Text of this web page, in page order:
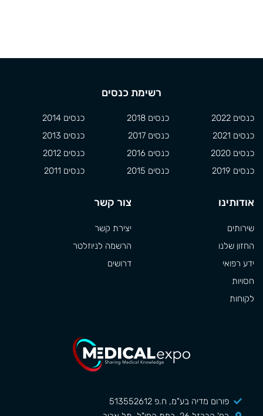
פורום מדיה בע"מ, ח.פ 513552612
רשימת כנסים
כנסים 2022
כנסים 2021
כנסים 2020
כנסים 2019
כנסים 2018
כנסים 2017
כנסים 2016
כנסים 2015
כנסים 2014
כנסים 2013
כנסים 2012
כנסים 2011
אודותינו
שירותים
החזון שלנו
ידע רפואי
חסויות
לקוחות
צור קשר
יצירת קשר
הרשמה לניוזלטר
דרושים